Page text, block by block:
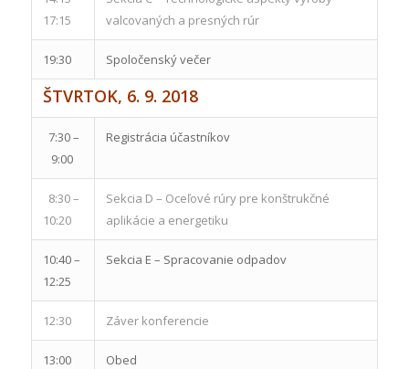
17:15
valcovaných a presných rúr
19:30 Spoločenský večer
ŠTVRTOK, 6. 9. 2018
7:30 –
9:00
Registrácia účastníkov
8:30 –
10:20
Sekcia D – Oceľové rúry pre konštrukčné
aplikácie a energetiku
10:40 –
12:25
Sekcia E – Spracovanie odpadov
12:30 Záver konferencie
13:00 Obed